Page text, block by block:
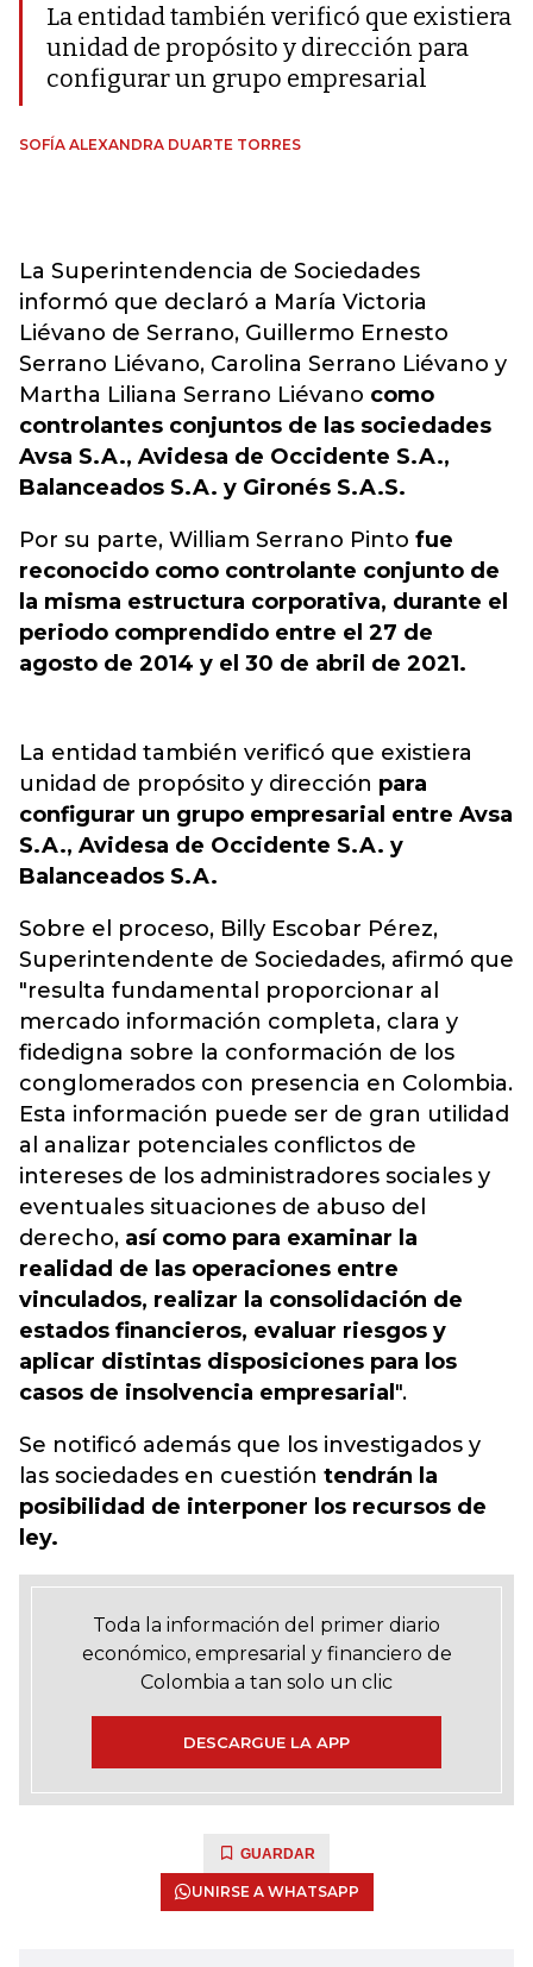
La entidad también verificó que existiera
unidad de propósito y dirección para
configurar un grupo empresarial
SOFÍA ALEXANDRA DUARTE TORRES
La Superintendencia de Sociedades
informó que declaró a María Victoria
Liévano de Serrano, Guillermo Ernesto
Serrano Liévano, Carolina Serrano Liévano y
Martha Liliana Serrano Liévano como
controlantes conjuntos de las sociedades
Avsa S.A., Avidesa de Occidente S.A.,
Balanceados S.A. y Gironés S.A.S.
Por su parte, William Serrano Pinto fue
reconocido como controlante conjunto de
la misma estructura corporativa, durante el
periodo comprendido entre el 27 de
agosto de 2014 y el 30 de abril de 2021.
La entidad también verificó que existiera
unidad de propósito y dirección para
configurar un grupo empresarial entre Avsa
S.A., Avidesa de Occidente S.A. y
Balanceados S.A.
Sobre el proceso, Billy Escobar Pérez,
Superintendente de Sociedades, afirmó que
"resulta fundamental proporcionar al
mercado información completa, clara y
fidedigna sobre la conformación de los
conglomerados con presencia en Colombia.
Esta información puede ser de gran utilidad
al analizar potenciales conflictos de
intereses de los administradores sociales y
eventuales situaciones de abuso del
derecho, así como para examinar la
realidad de las operaciones entre
vinculados, realizar la consolidación de
estados financieros, evaluar riesgos y
aplicar distintas disposiciones para los
casos de insolvencia empresarial ".
Se notificó además que los investigados y
las sociedades en cuestión tendrán la
posibilidad de interponer los recursos de
ley.
Toda la información del primer diario
económico, empresarial y financiero de
Colombia a tan solo un clic
DESCARGUE LA APP
GUARDAR
UNIRSE A WHATSAPP